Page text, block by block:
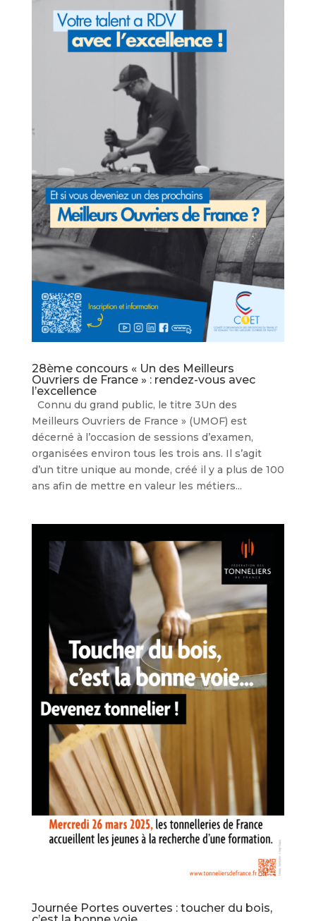
28ème concours « Un des Meilleurs
Ouvriers de France » : rendez-vous avec
l’excellence
Connu du grand public, le titre 3Un des
Meilleurs Ouvriers de France » (UMOF) est
décerné à l’occasion de sessions d’examen,
organisées environ tous les trois ans. Il s’agit
d’un titre unique au monde, créé il y a plus de 100
ans afin de mettre en valeur les métiers...
Journée Portes ouvertes : toucher du bois,